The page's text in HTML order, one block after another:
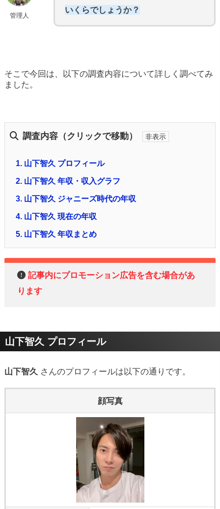
管理人
いくらでしょうか？
そこで今回は、以下の調査内容について詳しく調べてみ
ました。
調査内容（クリックで移動）
1. 山下智久 プロフィール
2. 山下智久 年収・収入グラフ
3. 山下智久 ジャニーズ時代の年収
4. 山下智久 現在の年収
5. 山下智久 年収まとめ
記事内にプロモーション広告を含む場合があ
ります
山下智久 プロフィール
山下智久 さんのプロフィールは以下の通りです。
顔写真